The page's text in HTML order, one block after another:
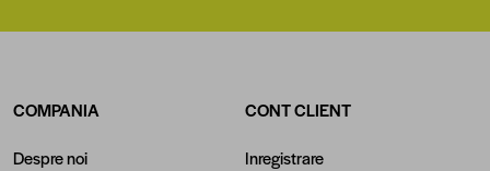
COMPANIA
Despre noi
CONT CLIENT
Inregistrare